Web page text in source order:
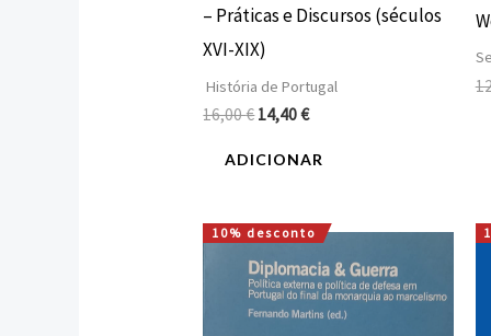
– Práticas e Discursos (séculos
XVI-XIX)
História de Portugal
16,00€14,40€
ADICIONAR
10% desconto
O
preço
original
era:
15,85 €.
O
preço
atual
é:
14,27 €.